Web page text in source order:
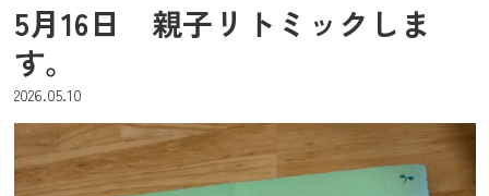
5月16日 親子リトミックしま
す。
2026.05.10